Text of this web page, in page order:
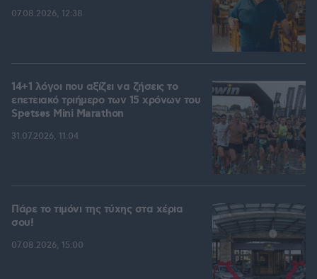
07.08.2026, 12:38
14+1 λόγοι που αξίζει να ζήσεις το
επετειακό τριήμερο των 15 χρόνων του
Spetses Mini Marathon
31.07.2026, 11:04
Πάρε το τιμόνι της τύχης στα χέρια
σου!
07.08.2026, 15:00